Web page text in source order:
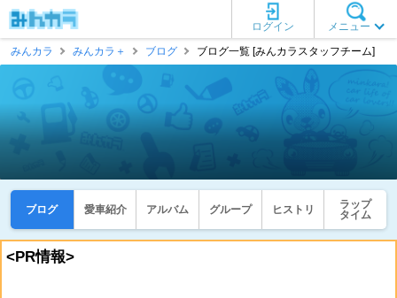
メニュー
ログイン
みんカラ
みんカラ＋ ブログ ブログ一覧 [みんカラスタッフチーム]
ブログ 愛車紹介 アルバム グループ ヒストリ
ラップ
タイム
<PR情報>